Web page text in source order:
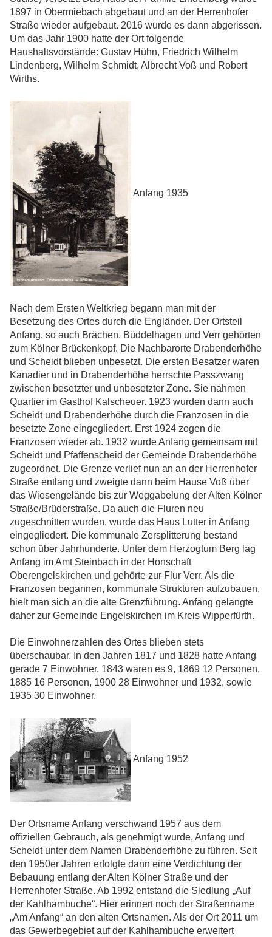
1897 in Obermiebach abgebaut und an der Herrenhofer
Straße wieder aufgebaut. 2016 wurde es dann abgerissen.
Um das Jahr 1900 hatte der Ort folgende
Haushaltsvorstände: Gustav Hühn, Friedrich Wilhelm
Lindenberg, Wilhelm Schmidt, Albrecht Voß und Robert
Wirths.
Anfang 1935
Nach dem Ersten Weltkrieg begann man mit der
Besetzung des Ortes durch die Engländer. Der Ortsteil
Anfang, so auch Brächen, Büddelhagen und Verr gehörten
zum Kölner Brückenkopf. Die Nachbarorte Drabenderhöhe
und Scheidt blieben unbesetzt. Die ersten Besatzer waren
Kanadier und in Drabenderhöhe herrschte Passzwang
zwischen besetzter und unbesetzter Zone. Sie nahmen
Quartier im Gasthof Kalscheuer. 1923 wurden dann auch
Scheidt und Drabenderhöhe durch die Franzosen in die
besetzte Zone eingegliedert. Erst 1924 zogen die
Franzosen wieder ab. 1932 wurde Anfang gemeinsam mit
Scheidt und Pfaffenscheid der Gemeinde Drabenderhöhe
zugeordnet. Die Grenze verlief nun an an der Herrenhofer
Straße entlang und zweigte dann beim Hause Voß über
das Wiesengelände bis zur Weggabelung der Alten Kölner
Straße/Brüderstraße. Da auch die Fluren neu
zugeschnitten wurden, wurde das Haus Lutter in Anfang
eingegliedert. Die kommunale Zersplitterung bestand
schon über Jahrhunderte. Unter dem Herzogtum Berg lag
Anfang im Amt Steinbach in der Honschaft
Oberengelskirchen und gehörte zur Flur Verr. Als die
Franzosen begannen, kommunale Strukturen aufzubauen,
hielt man sich an die alte Grenzführung. Anfang gelangte
daher zur Gemeinde Engelskirchen im Kreis Wipperfürth.
Die Einwohnerzahlen des Ortes blieben stets
überschaubar. In den Jahren 1817 und 1828 hatte Anfang
gerade 7 Einwohner, 1843 waren es 9, 1869 12 Personen,
1885 16 Personen, 1900 28 Einwohner und 1932, sowie
1935 30 Einwohner.
Anfang 1952
Der Ortsname Anfang verschwand 1957 aus dem
offiziellen Gebrauch, als genehmigt wurde, Anfang und
Scheidt unter dem Namen Drabenderhöhe zu führen. Seit
den 1950er Jahren erfolgte dann eine Verdichtung der
Bebauung entlang der Alten Kölner Straße und der
Herrenhofer Straße. Ab 1992 entstand die Siedlung „Auf
der Kahlhambuche“. Hier erinnert noch der Straßenname
„Am Anfang“ an den alten Ortsnamen. Als der Ort 2011 um
das Gewerbegebiet auf der Kahlhambuche erweitert